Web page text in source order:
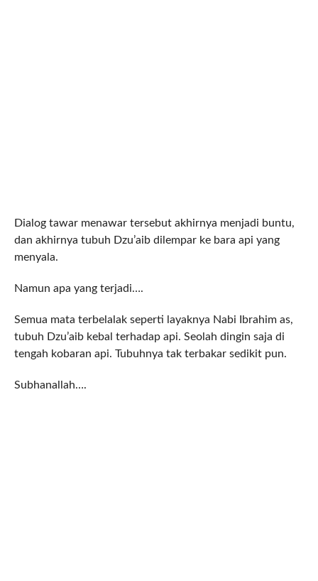
Dialog tawar menawar tersebut akhirnya menjadi buntu,
dan akhirnya tubuh Dzu’aib dilempar ke bara api yang
menyala.
Namun apa yang terjadi….
Semua mata terbelalak seperti layaknya Nabi Ibrahim as,
tubuh Dzu’aib kebal terhadap api. Seolah dingin saja di
tengah kobaran api. Tubuhnya tak terbakar sedikit pun.
Subhanallah….